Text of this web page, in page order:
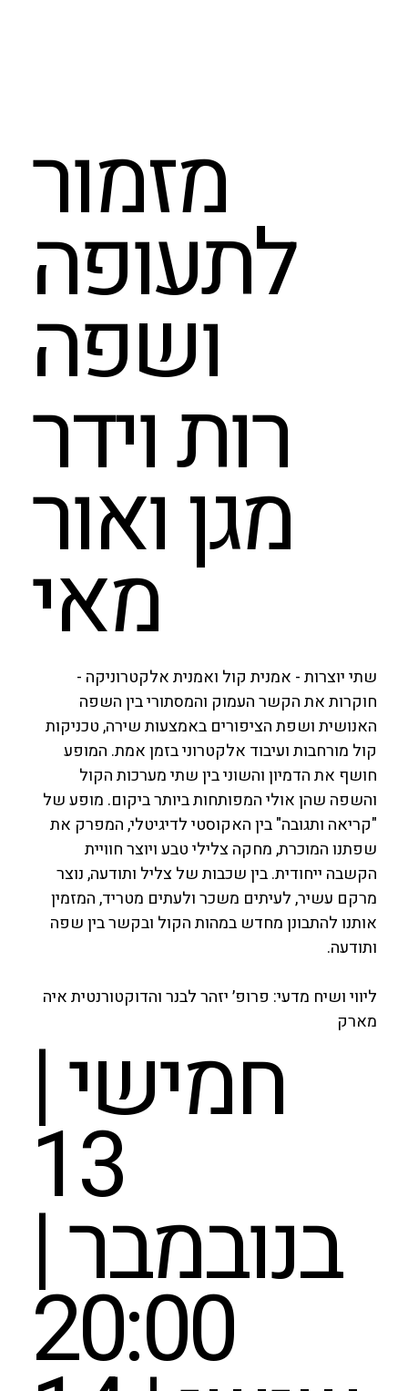
מזמור
לתעופה
ושפה
רות וידר
מגן ואור
מאי
שתי יוצרות - אמנית קול ואמנית אלקטרוניקה -
חוקרות את הקשר העמוק והמסתורי בין השפה
האנושית ושפת הציפורים באמצעות שירה, טכניקות
קול מורחבות ועיבוד אלקטרוני בזמן אמת. המופע
חושף את הדמיון והשוני בין שתי מערכות הקול
והשפה שהן אולי המפותחות ביותר ביקום. מופע של
"קריאה ותגובה" בין האקוסטי לדיגיטלי, המפרק את
שפתנו המוכרת, מחקה צלילי טבע ויוצר חוויית
הקשבה ייחודית. בין שכבות של צליל ותודעה, נוצר
מרקם עשיר, לעיתים משכר ולעתים מטריד, המזמין
אותנו להתבונן מחדש במהות הקול ובקשר בין שפה
ותודעה.
ליווי ושיח מדעי: פרופ׳ יזהר לבנר והדוקטורנטית איה
מארק
חמישי |
13
בנובמבר |
20:00